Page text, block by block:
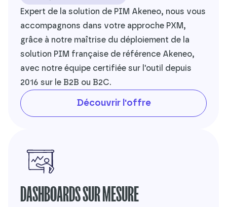
Expert de la solution de PIM Akeneo, nous vous
accompagnons dans votre approche PXM,
grâce à notre maîtrise du déploiement de la
solution PIM française de référence Akeneo,
avec notre équipe certifiée sur l'outil depuis
2016 sur le B2B ou B2C.
Découvrir l'offre
DASHBOARDS SUR MESURE